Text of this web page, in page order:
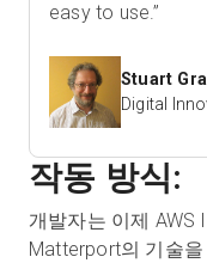
easy to use.”
Stuart
Digital
작동 방식:
개발자는 이제 AWS
Matterport의 기술